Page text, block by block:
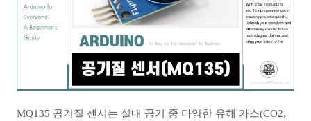
MQ135 공기질 센서는 실내 공기 중 다양한 유해 가스(CO2,